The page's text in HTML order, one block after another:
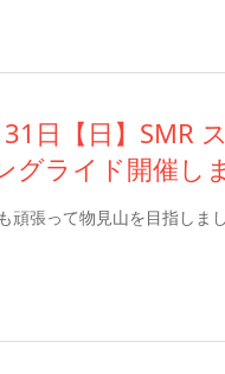
日【日】SMR
グライド開催し
頑張って物見山を目指しま